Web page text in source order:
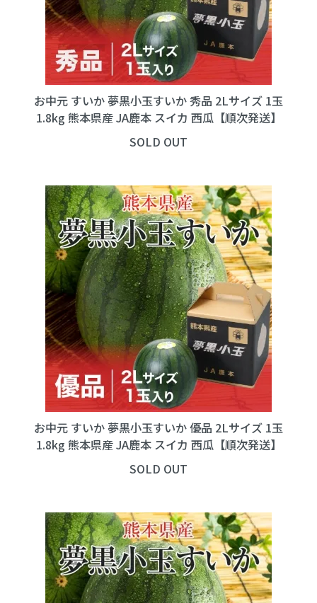
お中元 すいか 夢黒小玉すいか 秀品 2Lサイズ 1玉
1.8kg 熊本県産 JA鹿本 スイカ 西瓜【順次発送】
SOLD OUT
お中元 すいか 夢黒小玉すいか 優品 2Lサイズ 1玉
1.8kg 熊本県産 JA鹿本 スイカ 西瓜【順次発送】
SOLD OUT